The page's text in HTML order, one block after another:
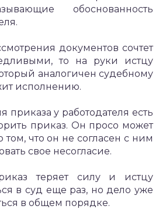
обоснованность
документов сочтет
то на руки истцу
аналогичен судебному
исполнению.
приказа у работодателя есть
приказ. Он просо может
том, что он не согласен с ним
свое несогласие.
теряет силу и истцу
в суд еще раз, но дело уже
в общем порядке.